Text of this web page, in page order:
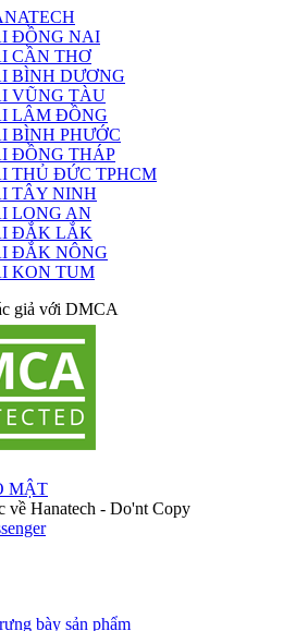
ĐỒNG NAI
CẦN THƠ
BÌNH DƯƠNG
VŨNG TÀU
LÂM ĐỒNG
BÌNH PHƯỚC
ĐỒNG THÁP
THỦ ĐỨC TPHCM
TÂY NINH
LONG AN
ĐẮK LẮK
ĐẮK NÔNG
KON TUM
giả với DMCA
MẬT
về Hanatech - Do'nt Copy
bày sản phẩm